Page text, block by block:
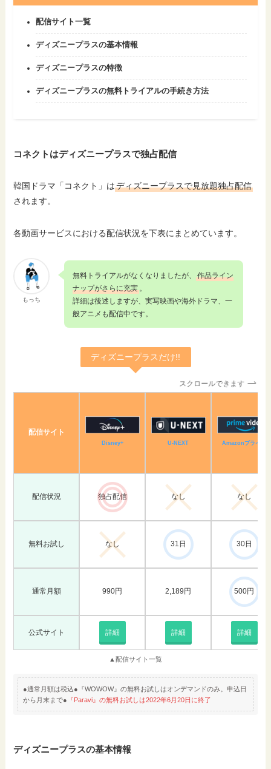
配信サイト一覧
ディズニープラスの基本情報
ディズニープラスの特徴
ディズニープラスの無料トライアルの手続き方法
コネクトはディズニープラスで独占配信
韓国ドラマ「コネクト」はディズニープラスで見放題独占配信
されます。
各動画サービスにおける配信状況を下表にまとめています。
もっち
無料トライアルがなくなりましたが、
作品ライン
ナップがさらに充実 。
詳細は後述しますが、実写映画や海外ドラマ、一
般アニメも配信中です。
ディズニープラスだけ!!
スクロールできます
配信サイト
Disney+ U-NEXT Amazonプライム
配信状況 独占配信 なし なし
無料お試し なし 31日 30日
通常月額 990円 2,189円 500円
公式サイト 詳細 詳細 詳細
▲配信サイト一覧
●通常月額は税込●『WOWOW』の無料お試しはオンデマンドのみ。申込日
から月末まで● 『Paravi』の無料お試しは2022年6月20日に終了
ディズニープラスの基本情報